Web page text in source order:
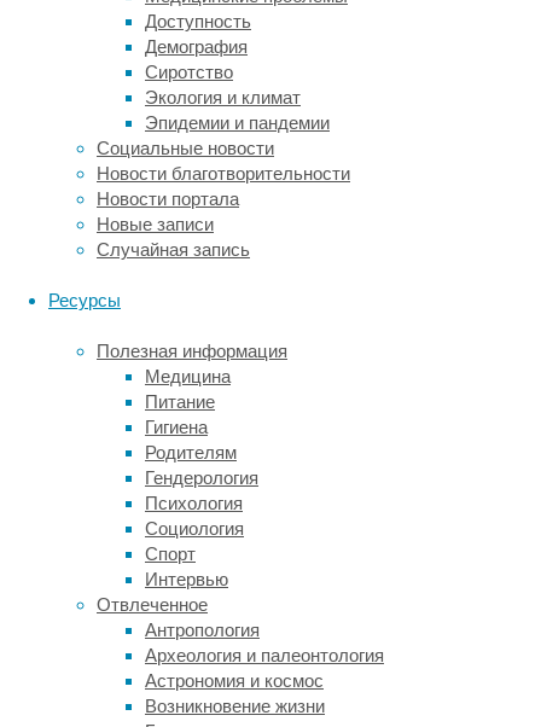
Доступность
Демография
Сиротство
Экология и климат
Эпидемии и пандемии
Социальные новости
Новости благотворительности
Новости портала
Новые записи
Случайная запись
Ресурсы
Полезная информация
Медицина
Питание
Гигиена
Родителям
Гендерология
Психология
Социология
Спорт
Интервью
Отвлеченное
Антропология
Археология и палеонтология
Астрономия и космос
Возникновение жизни
только
материал
маски,
и
время,
в
течение
которого
должна
человека
вирусного
аэрозоля,
концентрацию
вируса
общий
объём
вдыхаемого
воздуха.
Авторы
работы
воспользовались